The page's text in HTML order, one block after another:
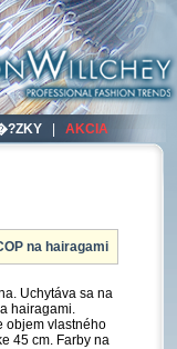
| AKCIA
na hairagami
Uchytáva sa na
hairagami.
objem vlastného
45 cm. Farby na